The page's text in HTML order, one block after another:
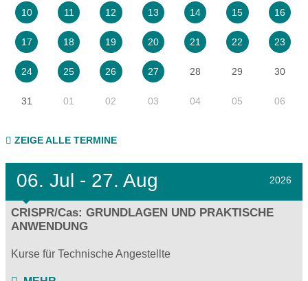
10 11 12 13 14 15 16
17 18 19 20 21 22 23
24 25 26 27 28 29 30
31 01 02 03 04 05 06
ZEIGE ALLE TERMINE
06. Jul - 27. Aug 2026
CRISPR/Cas: GRUNDLAGEN UND PRAKTISCHE
ANWENDUNG
Kurse für Technische Angestellte